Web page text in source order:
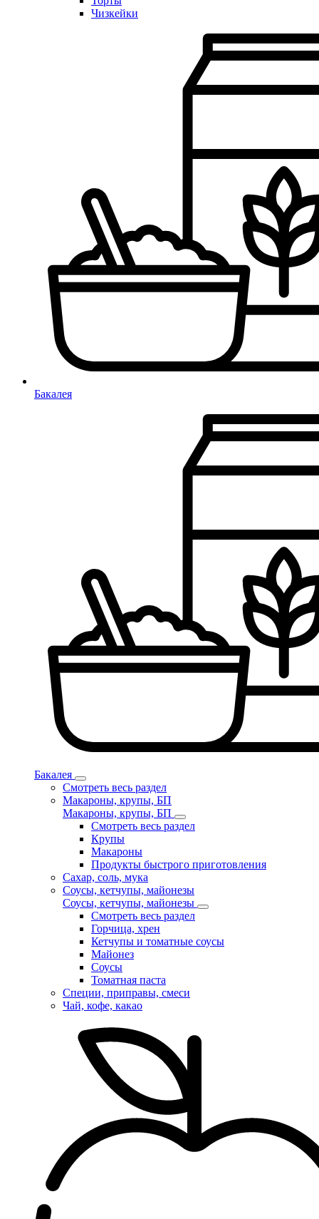
Чизкейки
Бакалея
Бакалея
Смотреть весь раздел
Макароны, крупы, БП
Макароны, крупы, БП
Смотреть весь раздел
Крупы
Макароны
Продукты быстрого приготовления
Сахар, соль, мука
Соусы, кетчупы, майонезы
Соусы, кетчупы, майонезы
Смотреть весь раздел
Горчица, хрен
Кетчупы и томатные соусы
Майонез
Соусы
Томатная паста
Специи, приправы, смеси
Чай, кофе, какао